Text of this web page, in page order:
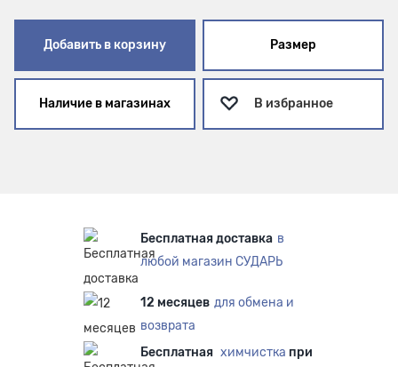
Добавить в корзину Размер
Наличие в магазинах В избранное
Бесплатная доставка в
любой магазин СУДАРЬ
12 месяцев для обмена и
возврата
Бесплатная химчистка при